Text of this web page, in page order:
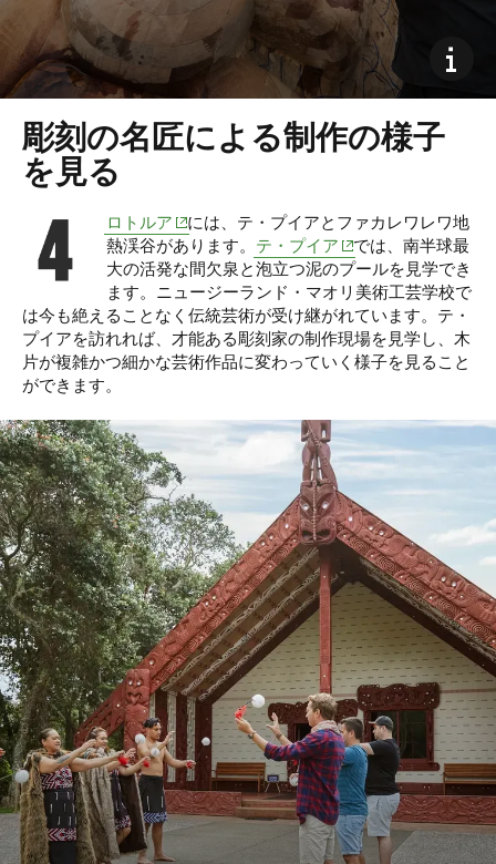
彫刻の名匠による制作の様子
を見る
ロトルア (opens in new window)
には、テ・プイアとファカレワレワ地
熱渓谷があります。 テ・プイア (opens in new window)
では、南半球最
大の活発な間欠泉と泡立つ泥のプールを見学でき
ます。ニュージーランド・マオリ美術工芸学校で
は今も絶えることなく伝統芸術が受け継がれています。 テ・
プイアを訪れれば、才能ある彫刻家の制作現場を見学し、木
片が複雑かつ細かな芸術作品に変わっていく様子を見ること
ができます。